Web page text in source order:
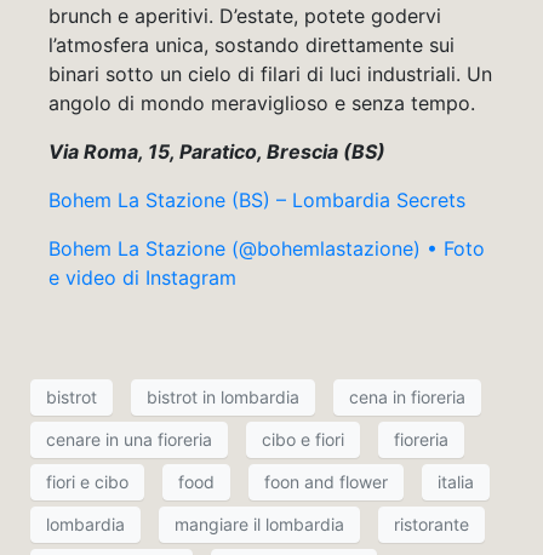
brunch e aperitivi. D’estate, potete godervi
l’atmosfera unica, sostando direttamente sui
binari sotto un cielo di filari di luci industriali. Un
angolo di mondo meraviglioso e senza tempo.
Via Roma, 15, Paratico, Brescia (BS)
Bohem La Stazione (BS) – Lombardia Secrets
Bohem La Stazione (@bohemlastazione) • Foto
e video di Instagram
bistrot bistrot in lombardia cena in fioreria
cenare in una fioreria cibo e fiori fioreria
fiori e cibo food foon and flower italia
lombardia mangiare il lombardia ristorante